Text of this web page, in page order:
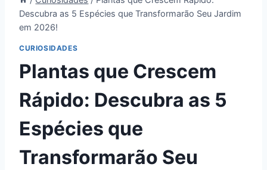
Descubra as 5 Espécies que Transformarão Seu Jardim
em 2026!
CURIOSIDADES
Plantas que Crescem
Rápido: Descubra as 5
Espécies que
Transformarão Seu